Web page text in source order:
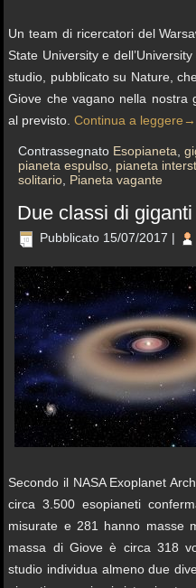
Un team di ricercatori del
State University e
studio, pubblicato su Nature,
Giove che vagano nella nostra
al previsto.Continua a leggere →
Contrassegnato Esopianeta,
pianeta espulso, pianeta
solitario, Pianeta vagante
Due classi di
Pubblicato 15/07/2017 |
Secondo il NASA Exoplanet
circa 3.500 esopianeti
misurate e 281 hanno masse
massa di Giove è circa 318
studio individua almeno due